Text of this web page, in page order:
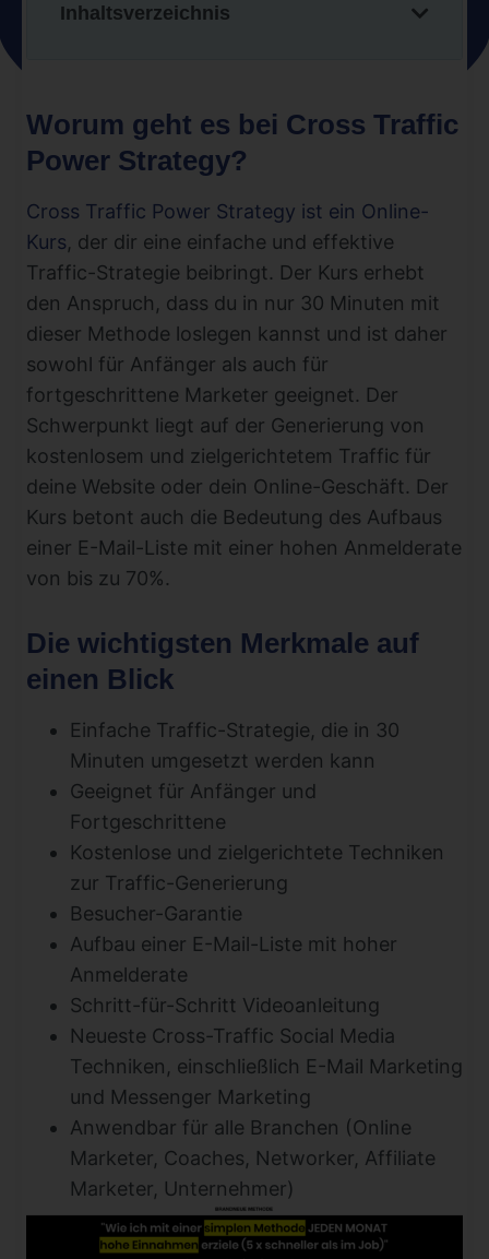
Inhaltsverzeichnis
Worum geht es bei Cross Traffic
Power Strategy?
Cross Traffic Power Strategy ist ein Online-
Kurs, der dir eine einfache und effektive
Traffic-Strategie beibringt. Der Kurs erhebt
den Anspruch, dass du in nur 30 Minuten mit
dieser Methode loslegen kannst und ist daher
sowohl für Anfänger als auch für
fortgeschrittene Marketer geeignet. Der
Schwerpunkt liegt auf der Generierung von
kostenlosem und zielgerichtetem Traffic für
deine Website oder dein Online-Geschäft. Der
Kurs betont auch die Bedeutung des Aufbaus
einer E-Mail-Liste mit einer hohen Anmelderate
von bis zu 70%.
Die wichtigsten Merkmale auf
einen Blick
Einfache Traffic-Strategie, die in 30
Minuten umgesetzt werden kann
Geeignet für Anfänger und
Fortgeschrittene
Kostenlose und zielgerichtete Techniken
zur Traffic-Generierung
Besucher-Garantie
Aufbau einer E-Mail-Liste mit hoher
Anmelderate
Schritt-für-Schritt Videoanleitung
Neueste Cross-Traffic Social Media
Techniken, einschließlich E-Mail Marketing
und Messenger Marketing
Anwendbar für alle Branchen (Online
Marketer, Coaches, Networker, Affiliate
Marketer, Unternehmer)